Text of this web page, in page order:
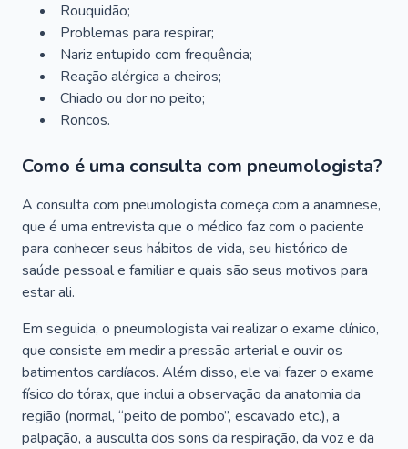
Rouquidão;
Problemas para respirar;
Nariz entupido com frequência;
Reação alérgica a cheiros;
Chiado ou dor no peito;
Roncos.
Como é uma consulta com pneumologista?
A consulta com pneumologista começa com a anamnese,
que é uma entrevista que o médico faz com o paciente
para conhecer seus hábitos de vida, seu histórico de
saúde pessoal e familiar e quais são seus motivos para
estar ali.
Em seguida, o pneumologista vai realizar o exame clínico,
que consiste em medir a pressão arterial e ouvir os
batimentos cardíacos. Além disso, ele vai fazer o exame
físico do tórax, que inclui a observação da anatomia da
região (normal, “peito de pombo”, escavado etc.), a
palpação, a ausculta dos sons da respiração, da voz e da